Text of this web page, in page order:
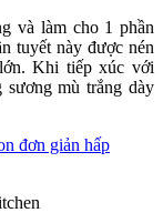
và làm cho 1 phần
tuyết này được nén
Khi tiếp xúc với
sương mù trắng dày
đơn giản hấp